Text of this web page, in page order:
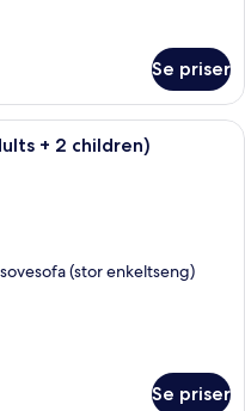
Se priser
pengeskab på
+ 2 children)
(stor enkeltseng)
Se priser